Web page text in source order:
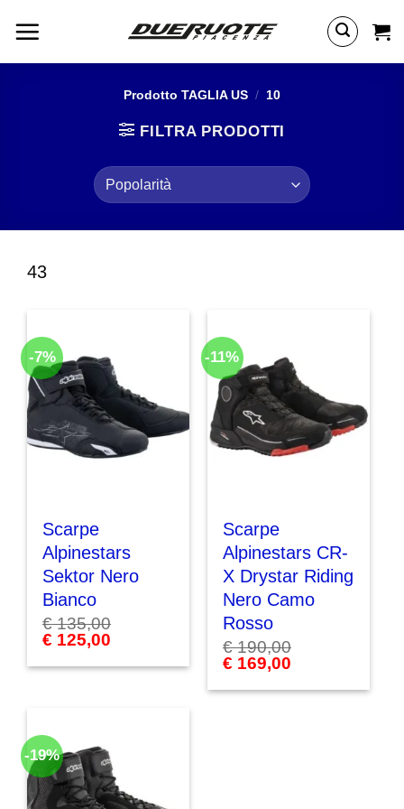
contenuti
Prodotto TAGLIA US / 10
FILTRA PRODOTTI
43
-7%
Scarpe
Alpinestars
Sektor Nero
Bianco
€135,00
Il
prezzo
€ 125,00
-11%
Scarpe
Alpinestars CR-
X Drystar Riding
Nero Camo
Rosso
€190,00
Il
prezzo
€ 169,00
-19%